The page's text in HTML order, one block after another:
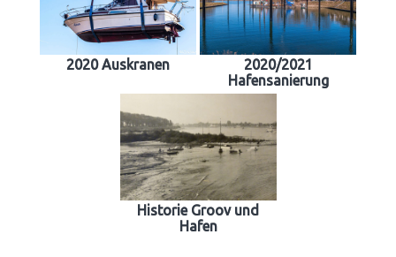
2020 Auskranen
2020/2021
Hafensanierung
Historie Groov und
Hafen